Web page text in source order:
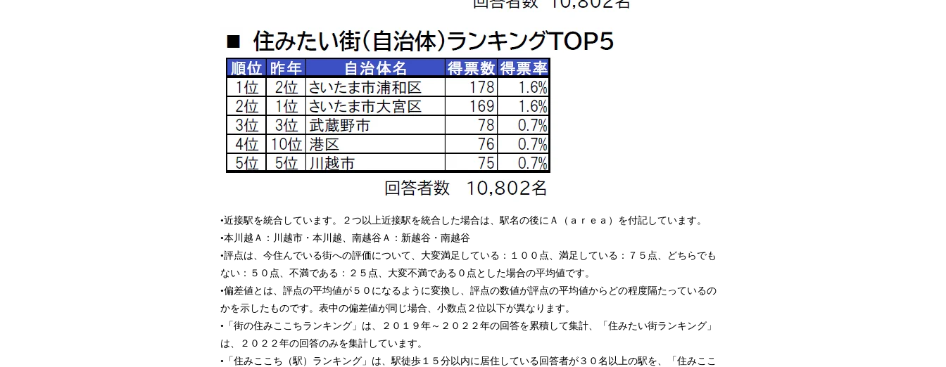
•近接駅を統合しています。２つ以上近接駅を統合した場合は、駅名の後にＡ（ａｒｅａ）を付記しています。
•本川越Ａ：川越市・本川越、南越谷Ａ：新越谷・南越谷
•評点は、今住んでいる街への評価について、大変満足している：１００点、満足している：７５点、どちらでも
ない：５０点、不満である：２５点、大変不満である０点とした場合の平均値です。
•偏差値とは、評点の平均値が５０になるように変換し、評点の数値が評点の平均値からどの程度隔たっているの
かを示したものです。表中の偏差値が同じ場合、小数点２位以下が異なります。
•「街の住みここちランキング」は、２０１９年～２０２２年の回答を累積して集計、「住みたい街ランキング」
は、２０２２年の回答のみを集計しています。
•「住みここち（駅）ランキング」は、駅徒歩１５分以内に居住している回答者が３０名以上の駅を、「住みここ